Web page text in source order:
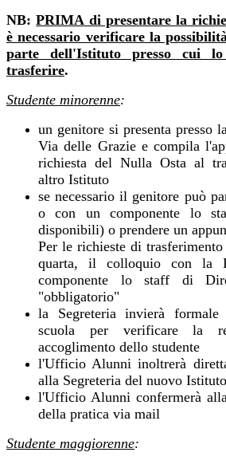
NB:PRIMA di presentare la
è necessario verificare la
parte dell'Istituto presso cui
trasferire.
Studente minorenne:
un genitore si presenta presso
Via delle Grazie e compila
richiesta del Nulla Osta al
altro Istituto
se necessario il genitore può
o con un componente lo
disponibili) o prendere un
Per le richieste di
quarta, il colloquio con la
componente lo staff di
"obbligatorio"
la Segreteria invierà
scuola per verificare la
accoglimento dello studente
l'Ufficio Alunni inoltrerà
alla Segreteria del nuovo Istituto
l'Ufficio Alunni confermerà
della pratica via mail
Studente maggiorenne: